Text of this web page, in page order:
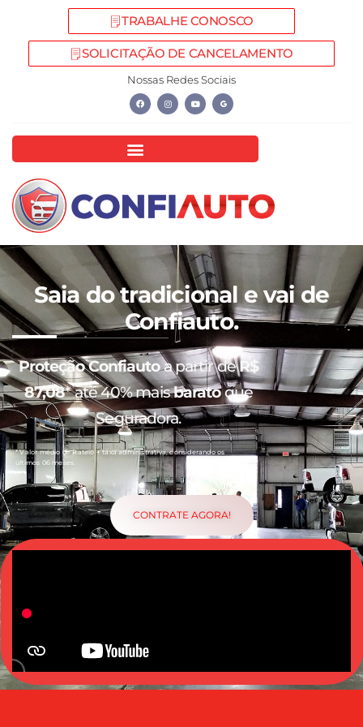
TRABALHE CONOSCO
SOLICITAÇÃO DE CANCELAMENTO
Nossas Redes Sociais
Saia do tradicional e vai de
Confiauto.
Proteção Confiautoa partir deR$
87,08* até 40% maisbaratoque
Seguradora.
* Valor médio de Rateio + taxa administrativa, considerando os
últimos 06 meses.
CONTRATE AGORA!